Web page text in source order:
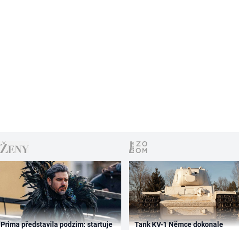
Prima představila podzim: startuje
Tank KV-1 Němce dokonale